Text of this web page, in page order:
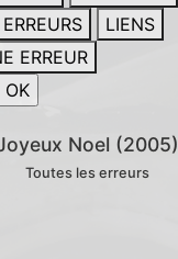
LIENS
ERREUR
Noel (2005)
Toutes les erreurs